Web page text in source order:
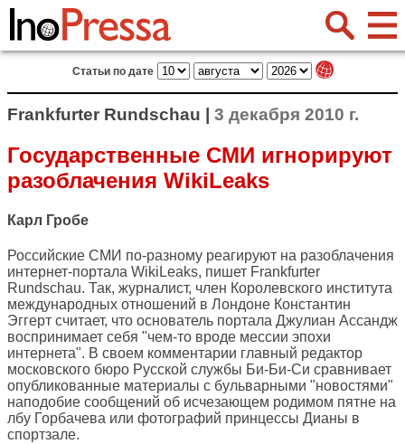
Статьи по дате
Frankfurter Rundschau | 3 декабря 2010 г.
Государственные СМИ игнорируют
разоблачения WikiLeaks
Карл Гробе
Российские СМИ по-разному реагируют на разоблачения
интернет-портала WikiLeaks, пишет Frankfurter
Rundschau. Так, журналист, член Королевского института
международных отношений в Лондоне Константин
Эггерт считает, что основатель портала Джулиан Ассандж
воспринимает себя "чем-то вроде мессии эпохи
интернета". В своем комментарии главный редактор
московского бюро Русской службы Би-Би-Си сравнивает
опубликованные материалы с бульварными "новостями"
наподобие сообщений об исчезающем родимом пятне на
лбу Горбачева или фотографий принцессы Дианы в
спортзале.